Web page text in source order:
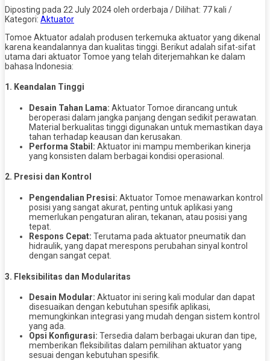
Diposting pada 22 July 2024 oleh orderbaja / Dilihat: 77 kali /
Kategori: Aktuator
Tomoe Aktuator adalah produsen terkemuka aktuator yang dikenal
karena keandalannya dan kualitas tinggi. Berikut adalah sifat-sifat
utama dari aktuator Tomoe yang telah diterjemahkan ke dalam
bahasa Indonesia:
1. Keandalan Tinggi
Desain Tahan Lama: Aktuator Tomoe dirancang untuk
beroperasi dalam jangka panjang dengan sedikit perawatan.
Material berkualitas tinggi digunakan untuk memastikan daya
tahan terhadap keausan dan kerusakan.
Performa Stabil: Aktuator ini mampu memberikan kinerja
yang konsisten dalam berbagai kondisi operasional.
2. Presisi dan Kontrol
Pengendalian Presisi: Aktuator Tomoe menawarkan kontrol
posisi yang sangat akurat, penting untuk aplikasi yang
memerlukan pengaturan aliran, tekanan, atau posisi yang
tepat.
Respons Cepat: Terutama pada aktuator pneumatik dan
hidraulik, yang dapat merespons perubahan sinyal kontrol
dengan sangat cepat.
3. Fleksibilitas dan Modularitas
Desain Modular: Aktuator ini sering kali modular dan dapat
disesuaikan dengan kebutuhan spesifik aplikasi,
memungkinkan integrasi yang mudah dengan sistem kontrol
yang ada.
Opsi Konfigurasi: Tersedia dalam berbagai ukuran dan tipe,
memberikan fleksibilitas dalam pemilihan aktuator yang
sesuai dengan kebutuhan spesifik.